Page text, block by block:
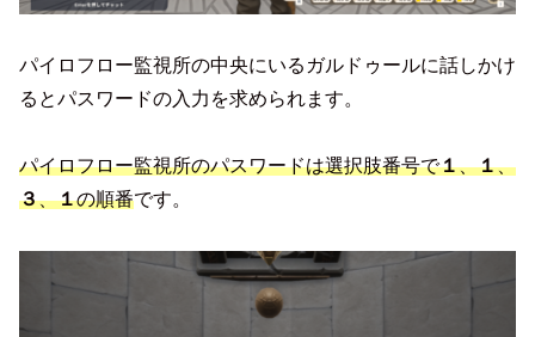
パイロフロー監視所の中央にいるガルドゥールに話しかけ
るとパスワードの入力を求められます。
パイロフロー監視所のパスワードは選択肢番号で１、１、
３、１の順番です。